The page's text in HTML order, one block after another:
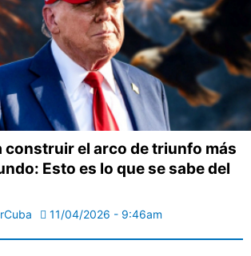
construir el arco de triunfo más
Esto es lo que se sabe del
11/04/2026 - 9:46am